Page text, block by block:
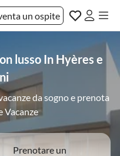
un ospite
lusso In Hyères e
da sogno e prenota
Vacanze
Prenotare un